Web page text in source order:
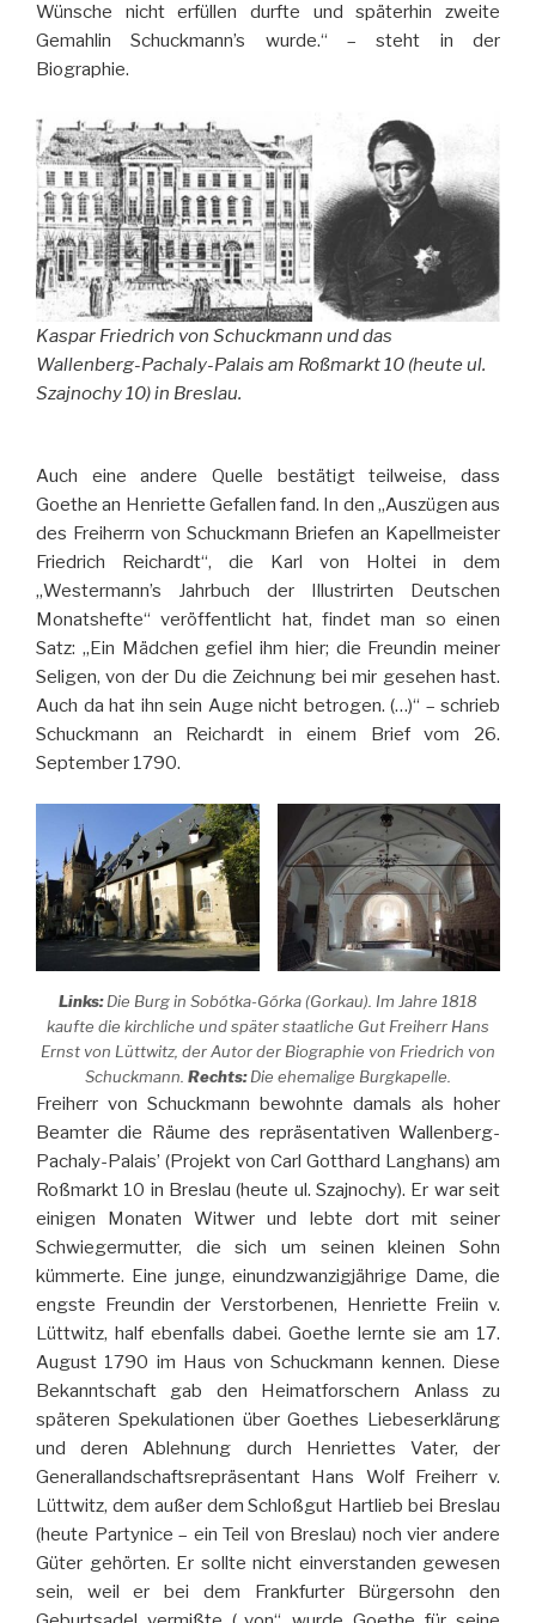
Wünsche nicht erfüllen durfte und späterhin zweite
Gemahlin Schuckmann’s wurde.“ – steht in der
Biographie.
Kaspar Friedrich von Schuckmann und das
Wallenberg-Pachaly-Palais am Roßmarkt 10 (heute ul.
Szajnochy 10) in Breslau.
Auch eine andere Quelle bestätigt teilweise, dass
Goethe an Henriette Gefallen fand. In den „Auszügen aus
des Freiherrn von Schuckmann Briefen an Kapellmeister
Friedrich Reichardt“, die Karl von Holtei in dem
„Westermann’s Jahrbuch der Illustrirten Deutschen
Monatshefte“ veröffentlicht hat, findet man so einen
Satz: „Ein Mädchen gefiel ihm hier; die Freundin meiner
Seligen, von der Du die Zeichnung bei mir gesehen hast.
Auch da hat ihn sein Auge nicht betrogen. (…)“ – schrieb
Schuckmann an Reichardt in einem Brief vom 26.
September 1790.
Links:Die Burg in Sobótka-Górka (Gorkau). Im Jahre 1818
kaufte die kirchliche und später staatliche Gut Freiherr Hans
Ernst von Lüttwitz, der Autor der Biographie von Friedrich von
Schuckmann. Rechts:Die ehemalige Burgkapelle.
Freiherr von Schuckmann bewohnte damals als hoher
Beamter die Räume des repräsentativen Wallenberg-
Pachaly-Palais’ (Projekt von Carl Gotthard Langhans) am
Roßmarkt 10 in Breslau (heute ul. Szajnochy). Er war seit
einigen Monaten Witwer und lebte dort mit seiner
Schwiegermutter, die sich um seinen kleinen Sohn
kümmerte. Eine junge, einundzwanzigjährige Dame, die
engste Freundin der Verstorbenen, Henriette Freiin v.
Lüttwitz, half ebenfalls dabei. Goethe lernte sie am 17.
August 1790 im Haus von Schuckmann kennen. Diese
Bekanntschaft gab den Heimatforschern Anlass zu
späteren Spekulationen über Goethes Liebeserklärung
und deren Ablehnung durch Henriettes Vater, der
Generallandschaftsrepräsentant Hans Wolf Freiherr v.
Lüttwitz, dem außer dem Schloßgut Hartlieb bei Breslau
(heute Partynice – ein Teil von Breslau) noch vier andere
Güter gehörten. Er sollte nicht einverstanden gewesen
sein, weil er bei dem Frankfurter Bürgersohn den